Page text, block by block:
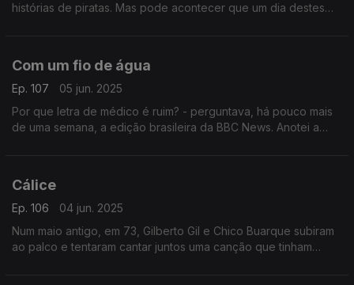
histórias de piratas. Mas pode acontecer que um dia destes
Com um fio de água
Ep. 107
05 jun. 2025
Por que letra de médico é ruim? - perguntava, há pouco mais
de uma semana, a edição brasileira da BBC News. Anotei a
Cálice
Ep. 106
04 jun. 2025
Num maio antigo, em 73, Gilberto Gil e Chico Buarque subiram
ao palco e tentaram cantar juntos uma canção que tinham